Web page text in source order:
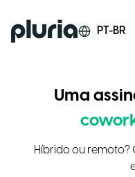
Logo Pluria PT-BR
Uma
Híbrido ou remoto?